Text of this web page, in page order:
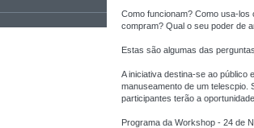
Como funcionam? Como usa-
compram? Qual o seu poder de
Estas são algumas das
A iniciativa destina-se ao público
manuseamento de um telescpio.
participantes terão a
Programa da Workshop - 24 de